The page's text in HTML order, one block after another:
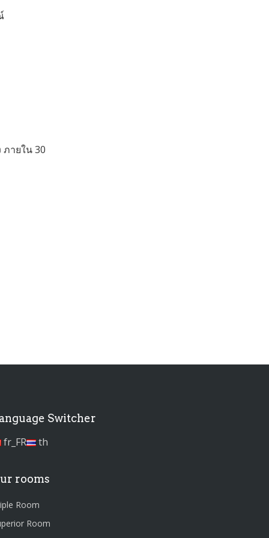
ายใน 30
Switcher
fr_FR th
rooms
Room
Room